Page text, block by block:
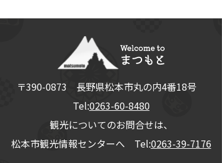
〒390-0873 長野県松本市丸の内4番18号
Tel:0263-60-8480
観光についてのお問合せは、
松本市観光情報センターへ Tel:0263-39-7176